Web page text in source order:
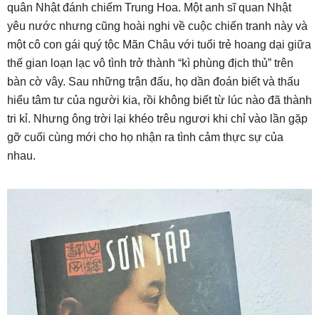
quân Nhật đánh chiếm Trung Hoa. Một anh sĩ quan Nhật
yêu nước nhưng cũng hoài nghi về cuộc chiến tranh này và
một cô con gái quý tộc Mãn Châu với tuổi trẻ hoang dại giữa
thế gian loạn lạc vô tình trở thành “kì phùng địch thủ” trên
bàn cờ vây. Sau những trận đấu, họ dần đoán biết và thấu
hiểu tâm tư của người kia, rồi không biết từ lúc nào đã thành
tri kỉ. Nhưng ông trời lại khéo trêu ngươi khi chỉ vào lần gặp
gỡ cuối cùng mới cho họ nhận ra tình cảm thực sự của
nhau.